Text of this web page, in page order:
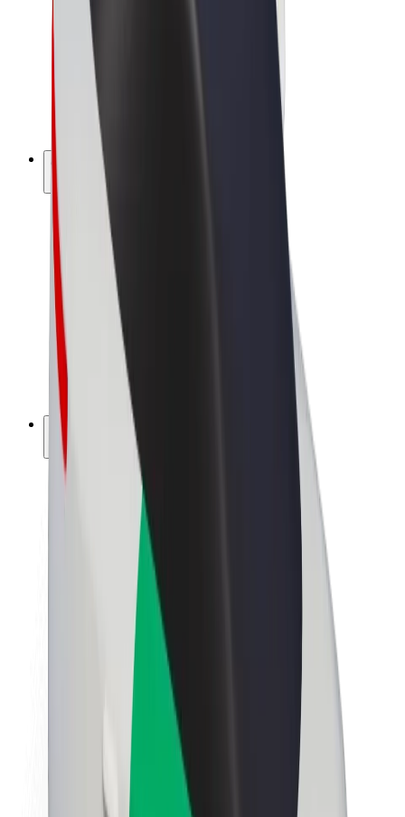
Bolt Food
Bolt Drive
Bolt ბიზნესისთვის
ელ. ბაიკი
Bolt Plus
გამოიმუშავე Bolt-თან ერთად
მძღოლები
მძღოლის შემოსავლები
კურიერები
კურიერის შემოსავლები
Bolt Food პარტნიორები
ავტოპარკები
ფრენჩაიზი
კომპანია
ვაკანსიები
Bolt-ის შესახებ
Bolt და ეკომეგობრულობა
ნულოვანი პროექტი
სიახლეები
ბრენდის გზამკვლევი
ინვესტორებთან ურთიერთობა
ლიდერობა
ბრენდი